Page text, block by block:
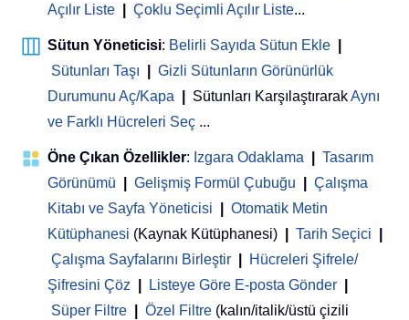
Açılır Liste
Çoklu Seçimli Açılır Liste...
Sütun Yöneticisi: Belirli Sayıda Sütun Ekle
Sütunları Taşı
Gizli Sütunların Görünürlük
Durumunu Aç/Kapa
Sütunları KarşılaştırarakAynı
ve Farklı Hücreleri Seç ...
Öne Çıkan Özellikler: Izgara Odaklama
Tasarım
Görünümü
Gelişmiş Formül Çubuğu
Çalışma
Kitabı ve Sayfa Yöneticisi
Otomatik Metin
Kütüphanesi (Kaynak Kütüphanesi) Tarih Seçici
Çalışma Sayfalarını Birleştir
Hücreleri Şifrele/
Şifresini Çöz
Listeye Göre E-posta Gönder
Süper Filtre
Özel Filtre (kalın/italik/üstü çizili